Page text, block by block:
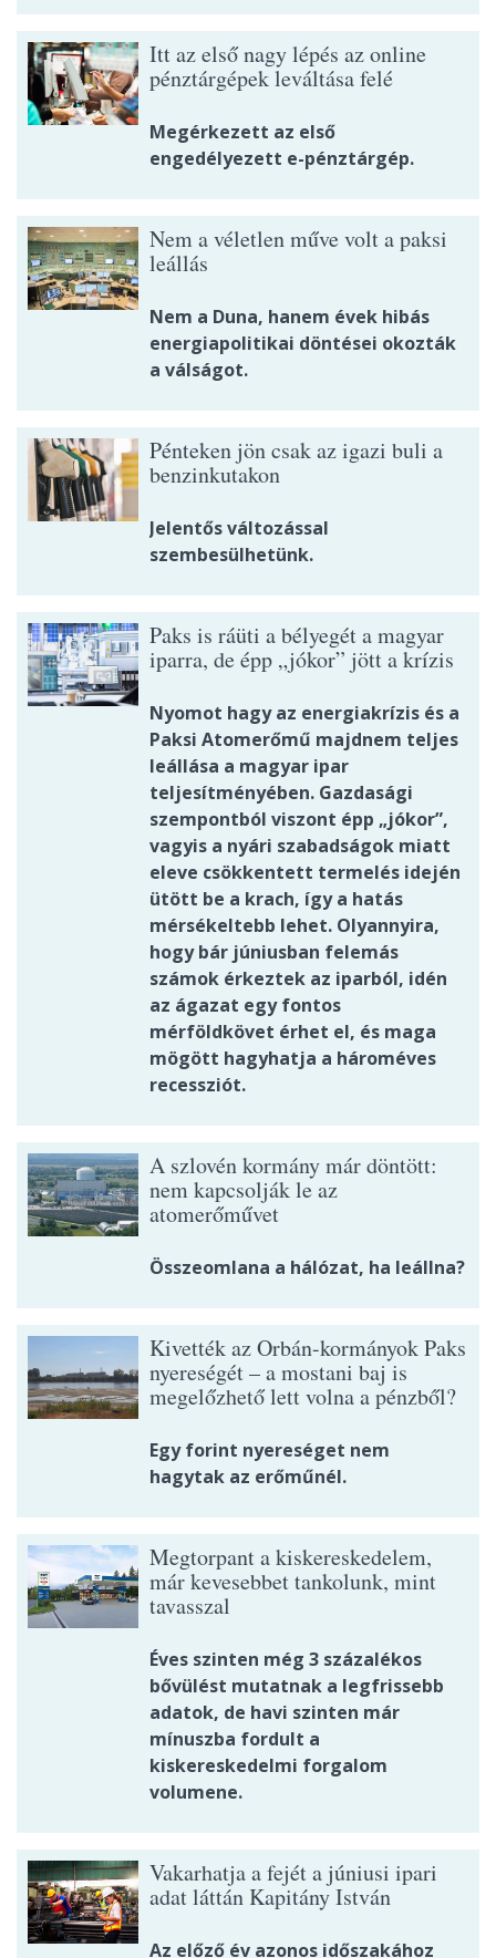
Itt az első nagy lépés az online
pénztárgépek leváltása felé
Megérkezett az első
engedélyezett e-pénztárgép.
Nem a véletlen műve volt a paksi
leállás
Nem a Duna, hanem évek hibás
energiapolitikai döntései okozták
a válságot.
Pénteken jön csak az igazi buli a
benzinkutakon
Jelentős változással
szembesülhetünk.
Paks is ráüti a bélyegét a magyar
iparra, de épp „jókor” jött a krízis
Nyomot hagy az energiakrízis és a
Paksi Atomerőmű majdnem teljes
leállása a magyar ipar
teljesítményében. Gazdasági
szempontból viszont épp „jókor”,
vagyis a nyári szabadságok miatt
eleve csökkentett termelés idején
ütött be a krach, így a hatás
mérsékeltebb lehet. Olyannyira,
hogy bár júniusban felemás
számok érkeztek az iparból, idén
az ágazat egy fontos
mérföldkövet érhet el, és maga
mögött hagyhatja a hároméves
recessziót.
A szlovén kormány már döntött:
nem kapcsolják le az
atomerőművet
Összeomlana a hálózat, ha leállna?
Kivették az Orbán-kormányok Paks
nyereségét – a mostani baj is
megelőzhető lett volna a pénzből?
Egy forint nyereséget nem
hagytak az erőműnél.
Megtorpant a kiskereskedelem,
már kevesebbet tankolunk, mint
tavasszal
Éves szinten még 3 százalékos
bővülést mutatnak a legfrissebb
adatok, de havi szinten már
mínuszba fordult a
kiskereskedelmi forgalom
volumene.
Vakarhatja a fejét a júniusi ipari
adat láttán Kapitány István
Az előző év azonos időszakához